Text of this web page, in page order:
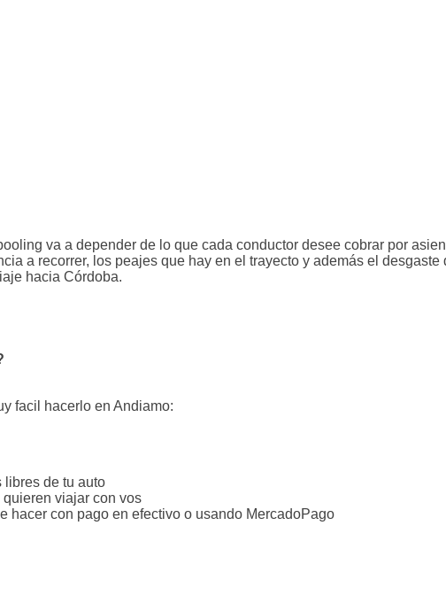
va a depender de lo que cada conductor desee cobrar por
a recorrer, los peajes que hay en el trayecto y además el
hacia Córdoba.
facil hacerlo en Andiamo:
libres de tu auto
viajar con vos
hacer con pago en efectivo o usando MercadoPago